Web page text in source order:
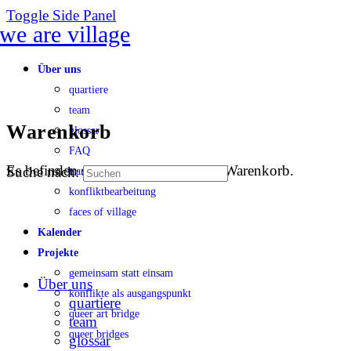
Toggle Side Panel
Über uns
quartiere
team
glossar
FAQ
transparenz
konfliktbearbeitung
faces of village
Kalender
Projekte
gemeinsam statt einsam
konflikte als ausgangspunkt
queer art bridge
queer bridges
Warenkorb
Es befinden sich keine Produkte im Warenkorb.
Suche nach:
Über uns
quartiere
team
glossar